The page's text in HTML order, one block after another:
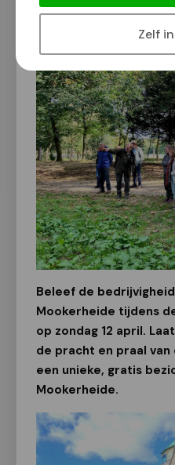
Zelf
Van onze redactie
Beleef de
Mookerheide tijdens
op zondag 12 april.
de pracht en praal
een unieke, gratis
Mookerheide.